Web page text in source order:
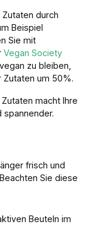
durch
Beispiel
Sie mit
Vegan Society
zu bleiben,
Zutaten um 50%.
macht Ihre
spannender.
frisch und
Sie diese
Beuteln im